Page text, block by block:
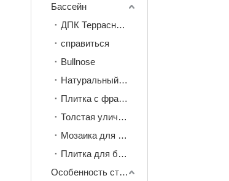
Бассейн
ДПК Террасная доска
справиться
Bullnose
Натуральный камень
Плитка с французским узором
Толстая уличная плитка
Мозаика для бассейна
Плитка для бассейна 30*60 см
Особенность стены